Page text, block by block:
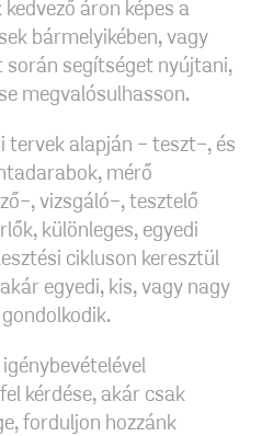
áron képes a
bármelyikében, vagy
során segítséget nyújtani,
megvalósulhasson.
tervek alapján - teszt-, és
mérő
, vizsgáló-, tesztelő
különleges, egyedi
cikluson keresztül
egyedi, kis, vagy nagy
kérdése, akár csak
forduljon hozzánk